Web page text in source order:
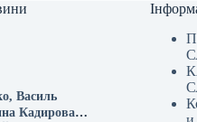
Василь
Кадирова